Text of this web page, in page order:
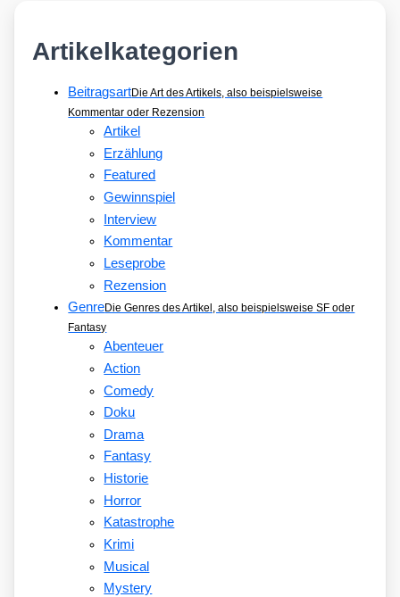
Artikelkategorien
BeitragsartDie Art des Artikels, also beispielsweise
Kommentar oder Rezension
Artikel
Erzählung
Featured
Gewinnspiel
Interview
Kommentar
Leseprobe
Rezension
GenreDie Genres des Artikel, also beispielsweise SF oder
Fantasy
Abenteuer
Action
Comedy
Doku
Drama
Fantasy
Historie
Horror
Katastrophe
Krimi
Musical
Mystery